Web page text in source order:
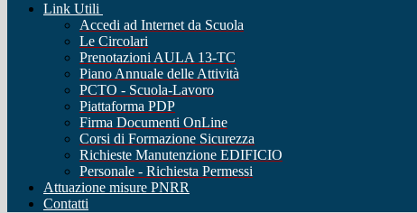
Link Utili
Accedi ad Internet da Scuola
Le Circolari
Prenotazioni AULA 13-TC
Piano Annuale delle Attività
PCTO - Scuola-Lavoro
Piattaforma PDP
Firma Documenti OnLine
Corsi di Formazione Sicurezza
Richieste Manutenzione EDIFICIO
Personale - Richiesta Permessi
Attuazione misure PNRR
Contatti